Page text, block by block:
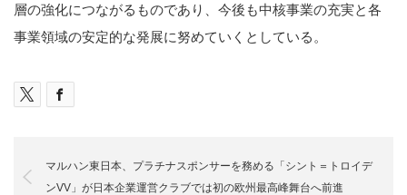
層の強化につながるものであり、今後も中核事業の充実と各
事業領域の安定的な発展に努めていくとしている。
マルハン東日本、プラチナスポンサーを務める「シント＝トロイデ
ンVV」が日本企業運営クラブでは初の欧州最高峰舞台へ前進